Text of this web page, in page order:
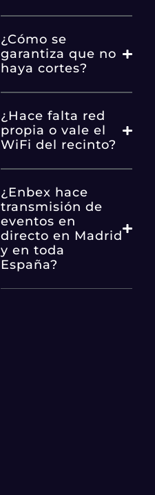
¿Cómo se
garantiza que no
haya cortes?
¿Hace falta red
propia o vale el
WiFi del recinto?
¿Enbex hace
transmisión de
eventos en
directo en Madrid
y en toda
España?